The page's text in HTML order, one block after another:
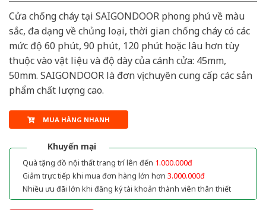
Cửa chống cháy tại SAIGONDOOR phong phú về màu
sắc, đa dạng về chủng loại, thời gian chống cháy có các
mức độ 60 phút, 90 phút, 120 phút hoặc lâu hơn tùy
thuộc vào vật liệu và độ dày của cánh cửa: 45mm,
50mm. SAIGONDOOR là đơn vị chuyên cung cấp các sản
phẩm chất lượng cao.
MUA HÀNG NHANH
Khuyến mại
Quà tặng đồ nội thất trang trí lên đến 1.000.000đ
Giảm trực tiếp khi mua đơn hàng lớn hơn 3.000.000đ
Nhiều ưu đãi lớn khi đăng ký tài khoản thành viên thân thiết